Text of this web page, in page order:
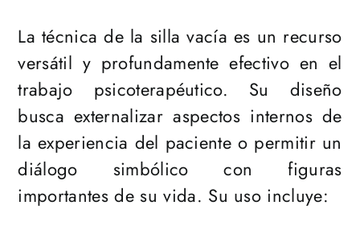
La técnica de la silla vacía es un recurso
versátil y profundamente efectivo en el
trabajo psicoterapéutico. Su diseño
busca externalizar aspectos internos de
la experiencia del paciente o permitir un
diálogo simbólico con figuras
importantes de su vida. Su uso incluye: